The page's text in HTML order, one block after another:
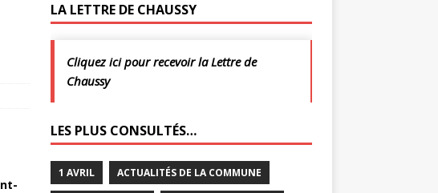
LA LETTRE DE CHAUSSY
Cliquez ici pour recevoir la Lettre de
Chaussy
LES PLUS CONSULTÉS…
1 AVRIL ACTUALITÉS DE LA COMMUNE